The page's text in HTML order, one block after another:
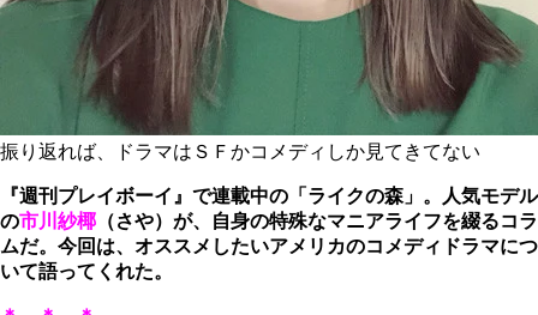
振り返れば、ドラマはＳＦかコメディしか見てきてない
『週刊プレイボーイ』で連載中の「ライクの森」。人気モデル
の市川紗椰 （さや）が、自身の特殊なマニアライフを綴るコラ
ムだ。今回は、オススメしたいアメリカのコメディドラマにつ
いて語ってくれた。